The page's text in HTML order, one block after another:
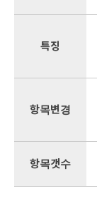
특징
항목변경
항목갯수